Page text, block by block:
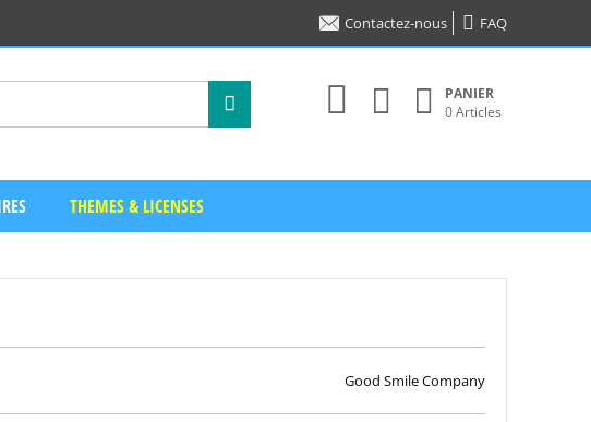
Contactez-nous FAQ
PANIER
0 Articles
THEMES & LICENSES
Good Smile Company